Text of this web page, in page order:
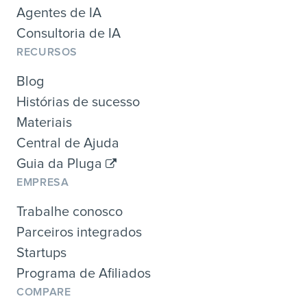
Agentes de IA
Consultoria de IA
RECURSOS
Blog
Histórias de sucesso
Materiais
Central de Ajuda
Guia da Pluga
EMPRESA
Trabalhe conosco
Parceiros integrados
Startups
Programa de Afiliados
COMPARE